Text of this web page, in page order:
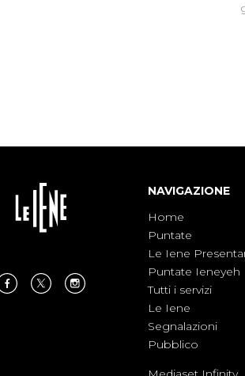
NAVIGAZIONE
Home
Puntate
Le Iene
Puntate Ieneyeh
Tutti i servizi
Le Iene
Segnalazioni
Pubblico